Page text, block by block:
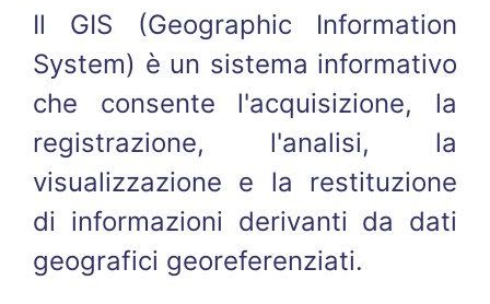
Il GIS (Geographic Information
System) è un sistema informativo
che consente l'acquisizione, la
registrazione, l'analisi, la
visualizzazione e la restituzione
di informazioni derivanti da dati
geografici georeferenziati.